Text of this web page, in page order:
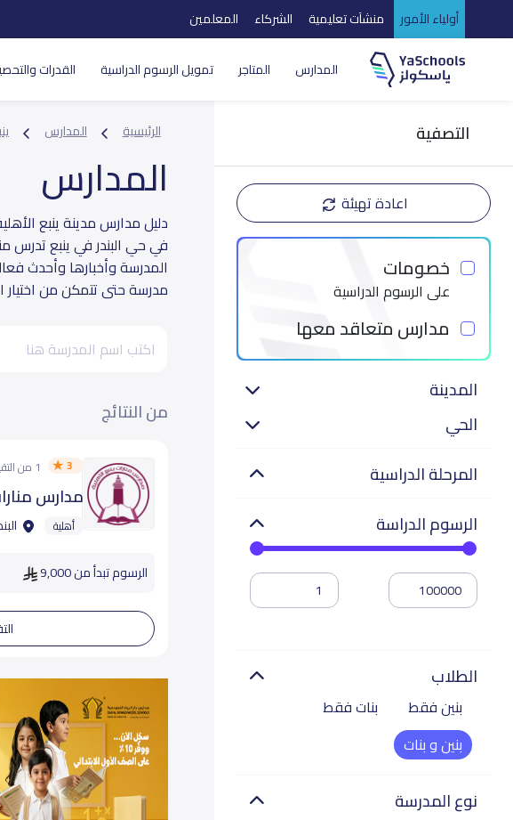
أولياء الأمور منشآت تعليمية الشركاء المعلمين
المدارس المتاجر تمويل الرسوم الدراسية القدرات
التصفية
اعادة تهيئة
خصومات
على الرسوم الدراسية
مدارس متعاقد معها
المدينة
الحي
المرحلة الدراسية
الرسوم الدراسة
الطلاب
بنين فقط
بنات فقط
بنين و بنات
نوع المدرسة
الرئيسية المدارس
المدارس
في حي البندر في ينبع تدرس
المدرسة وأخبارها وأحدث
مدرسة حتى تتمكن من اختيار
من النتائج
3 1 من التقييمات
مدارس
أهلية
الرسوم تبدأ من 9,000